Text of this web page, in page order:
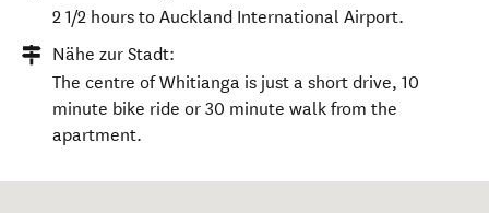
2 1/2 hours to Auckland International Airport.
Nähe zur Stadt:
The centre of Whitianga is just a short drive, 10
minute bike ride or 30 minute walk from the
apartment.